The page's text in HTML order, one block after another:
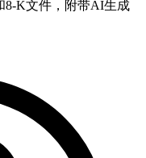
8-K文件，附带AI生成